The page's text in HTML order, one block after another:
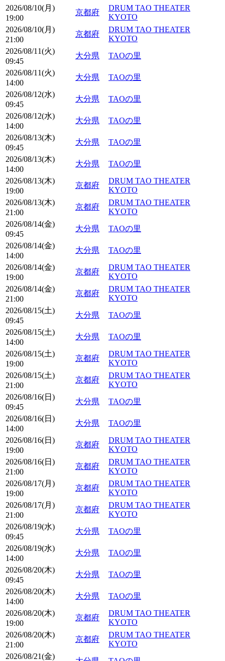
2026/08/10(月)
19:00
京都府
DRUM TAO THEATER
KYOTO
2026/08/10(月)
21:00
京都府
DRUM TAO THEATER
KYOTO
2026/08/11(火)
09:45
大分県
TAOの里
2026/08/11(火)
14:00
大分県
TAOの里
2026/08/12(水)
09:45
大分県
TAOの里
2026/08/12(水)
14:00
大分県
TAOの里
2026/08/13(木)
09:45
大分県
TAOの里
2026/08/13(木)
14:00
大分県
TAOの里
2026/08/13(木)
19:00
京都府
DRUM TAO THEATER
KYOTO
2026/08/13(木)
21:00
京都府
DRUM TAO THEATER
KYOTO
2026/08/14(金)
09:45
大分県
TAOの里
2026/08/14(金)
14:00
大分県
TAOの里
2026/08/14(金)
19:00
京都府
DRUM TAO THEATER
KYOTO
2026/08/14(金)
21:00
京都府
DRUM TAO THEATER
KYOTO
2026/08/15(土)
09:45
大分県
TAOの里
2026/08/15(土)
14:00
大分県
TAOの里
2026/08/15(土)
19:00
京都府
DRUM TAO THEATER
KYOTO
2026/08/15(土)
21:00
京都府
DRUM TAO THEATER
KYOTO
2026/08/16(日)
09:45
大分県
TAOの里
2026/08/16(日)
14:00
大分県
TAOの里
2026/08/16(日)
19:00
京都府
DRUM TAO THEATER
KYOTO
2026/08/16(日)
21:00
京都府
DRUM TAO THEATER
KYOTO
2026/08/17(月)
19:00
京都府
DRUM TAO THEATER
KYOTO
2026/08/17(月)
21:00
京都府
DRUM TAO THEATER
KYOTO
2026/08/19(水)
09:45
大分県
TAOの里
2026/08/19(水)
14:00
大分県
TAOの里
2026/08/20(木)
09:45
大分県
TAOの里
2026/08/20(木)
14:00
大分県
TAOの里
2026/08/20(木)
19:00
京都府
DRUM TAO THEATER
KYOTO
2026/08/20(木)
21:00
京都府
DRUM TAO THEATER
KYOTO
2026/08/21(金)